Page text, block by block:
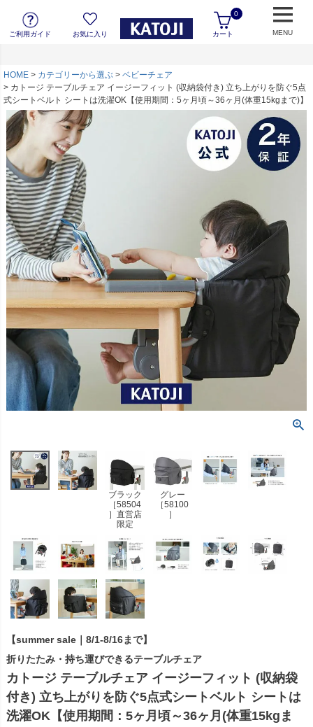
ご利用ガイド お気に入り カート
0
MENU
HOME カテゴリーから選ぶ
ベビーチェア
カトージ テーブルチェア イージーフィット (収納袋付き) 立ち上がりを防ぐ5点
式シートベルト シートは洗濯OK【使用期間：5ヶ月頃～36ヶ月(体重15kgまで)】
ブラック
［58504
］直営店
限定
グレー
［58100
］
【summer sale｜8/1-8/16まで】
折りたたみ・持ち運びできるテーブルチェア
カトージ テーブルチェア イージーフィット (収納袋
付き) 立ち上がりを防ぐ5点式シートベルト シートは
洗濯OK【使用期間：5ヶ月頃～36ヶ月(体重15kgま